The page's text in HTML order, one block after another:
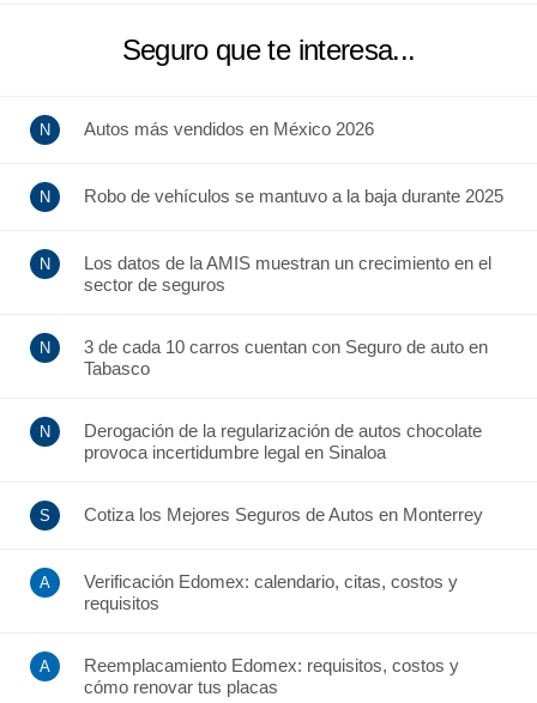
Seguro que te interesa...
Autos más vendidos en México 2026
Robo de vehículos se mantuvo a la baja durante 2025
Los datos de la AMIS muestran un crecimiento en el
sector de seguros
3 de cada 10 carros cuentan con Seguro de auto en
Tabasco
Derogación de la regularización de autos chocolate
provoca incertidumbre legal en Sinaloa
Cotiza los Mejores Seguros de Autos en Monterrey
Verificación Edomex: calendario, citas, costos y
requisitos
Reemplacamiento Edomex: requisitos, costos y
cómo renovar tus placas